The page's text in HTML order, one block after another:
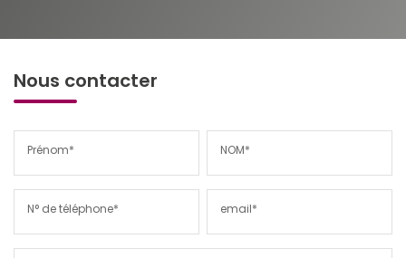
Nous contacter
Prénom* NOM*
N° de téléphone* email*